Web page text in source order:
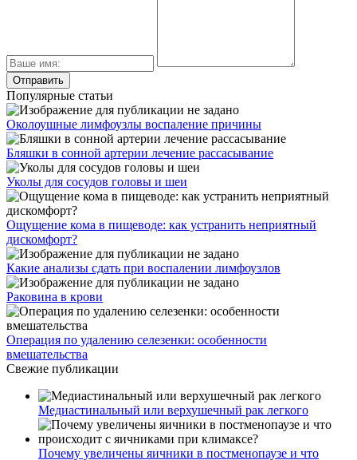
Популярные статьи
Околоушные лимфоузлы воспаление причины
Бляшки в сонной артерии лечение рассасывание
Уколы для сосудов головы и шеи
Ощущение кома в пищеводе: как устранить неприятный
дискомфорт?
Какие анализы сдать при воспалении лимфоузлов
Раковина в крови
Операция по удалению селезенки: особенности
вмешательства
Свежие публикации
Медиастинальный или верхушечный рак легкого
Почему увеличены яичники в постменопаузе и что